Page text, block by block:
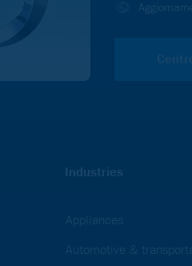
Industries
Appliances
Automotive &